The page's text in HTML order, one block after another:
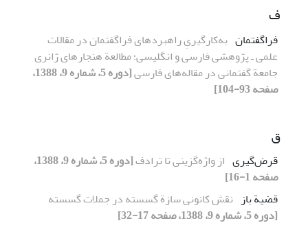
ف
فراگفتمان به‌کارگیریِ راهبردهای فراگفتمان در مقالات
علمی ـ پژوهشی فارسی و انگلیسی؛ مطالعة هنجارهای ژانری
جامعة گفتمانی در مقاله‌های فارسی
[دوره 5، شماره 9، 1388،
صفحه 93-104]
ق
قرض‌گیری از واژه‌گزینی تا ترادف
[دوره 5، شماره 9، 1388،
صفحه 1-16]
قضیة باز نقش کانونی سازة گسسته در جملات گسسته
[دوره 5، شماره 9، 1388، صفحه 17-32]